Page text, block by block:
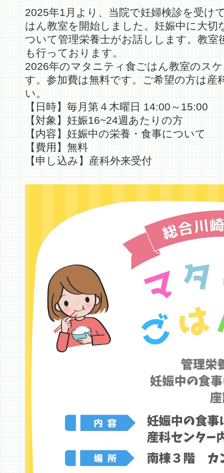
2025年1月より、当院で妊婦検診を受け
はん教室を開始しました。妊娠中に大切
ついて管理栄養士がお話しします。教室
も行っております。
2026年のマタニティ食ごはん教室のス
す。参加費は無料です。ご希望の方は産
い。
【日時】毎月第４木曜日 14:00～15:00
【対象】妊娠16~24週あたりの方
【内容】妊娠中の栄養・食事について
【費用】無料
【申し込み】産科外来受付